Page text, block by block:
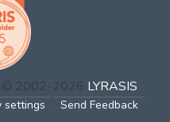
© 2002-2026 LYRASIS
settings Send Feedback